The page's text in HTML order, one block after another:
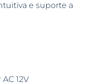
e suporte a